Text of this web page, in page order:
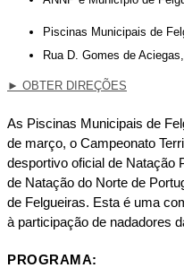
Piscinas Municipais de
Rua D. Gomes de
► OBTER DIREÇÕES
As Piscinas Municipais de
de março, o Campeonato
desportivo oficial de Natação
de Natação do Norte de
de Felgueiras. Esta é uma
à participação de nadadores
PROGRAMA: